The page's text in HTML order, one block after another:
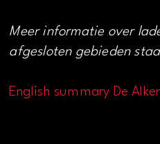
Meer informatie over
afgesloten gebieden
English summary De